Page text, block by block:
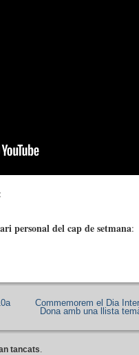
personal del cap de setmana:
Commemorem el Dia
Dona amb una llista
tancats.